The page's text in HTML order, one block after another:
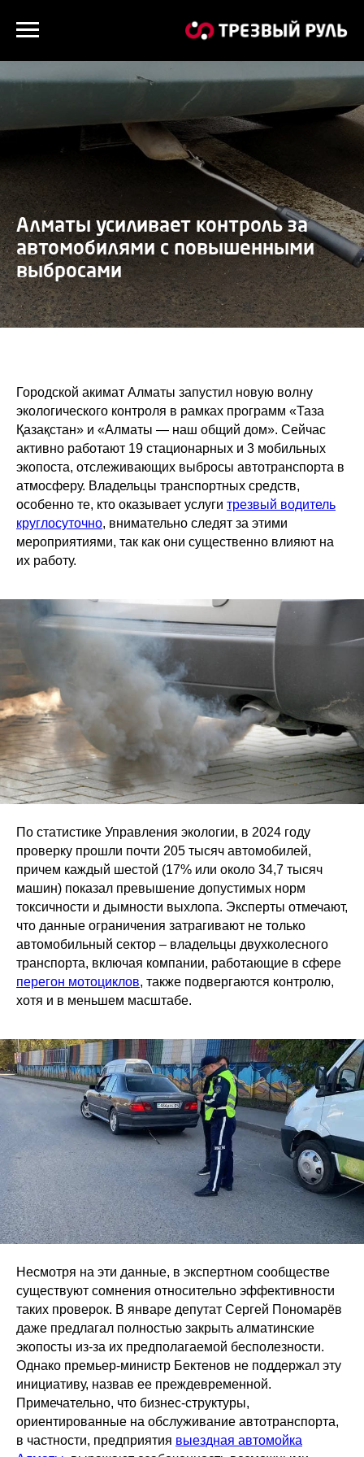
Алматы усиливает контроль за
автомобилями с повышенными
выбросами
Городской акимат Алматы запустил новую волну
экологического контроля в рамках программ «Таза
Қазақстан» и «Алматы — наш общий дом». Сейчас
активно работают 19 стационарных и 3 мобильных
экопоста, отслеживающих выбросы автотранспорта в
атмосферу. Владельцы транспортных средств,
особенно те, кто оказывает услуги трезвый водитель
круглосуточно, внимательно следят за этими
мероприятиями, так как они существенно влияют на
их работу.
По статистике Управления экологии, в 2024 году
проверку прошли почти 205 тысяч автомобилей,
причем каждый шестой (17% или около 34,7 тысяч
машин) показал превышение допустимых норм
токсичности и дымности выхлопа. Эксперты отмечают,
что данные ограничения затрагивают не только
автомобильный сектор – владельцы двухколесного
транспорта, включая компании, работающие в сфере
перегон мотоциклов, также подвергаются контролю,
хотя и в меньшем масштабе.
Несмотря на эти данные, в экспертном сообществе
существуют сомнения относительно эффективности
таких проверок. В январе депутат Сергей Пономарёв
даже предлагал полностью закрыть алматинские
экопосты из-за их предполагаемой бесполезности.
Однако премьер-министр Бектенов не поддержал эту
инициативу, назвав ее преждевременной.
Примечательно, что бизнес-структуры,
ориентированные на обслуживание автотранспорта,
в частности, предприятия выездная автомойка